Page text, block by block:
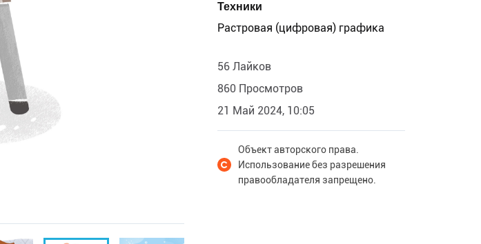
Техники
Растровая (цифровая) графика
56 Лайков
860 Просмотров
21 Май 2024, 10:05
Объект авторского права.
Использование без разрешения
правообладателя запрещено.